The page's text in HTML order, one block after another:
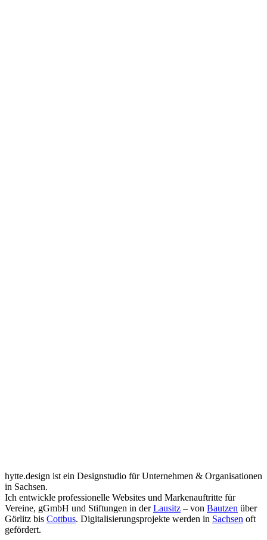
hytte.design ist ein Designstudio für Unternehmen & Organisationen
in Sachsen.
Ich entwickle professionelle Websites und Markenauftritte für
Vereine, gGmbH und Stiftungen in derLausitz – von Bautzen über
Görlitz bis Cottbus. Digitalisierungsprojekte werden in Sachsen oft
gefördert.